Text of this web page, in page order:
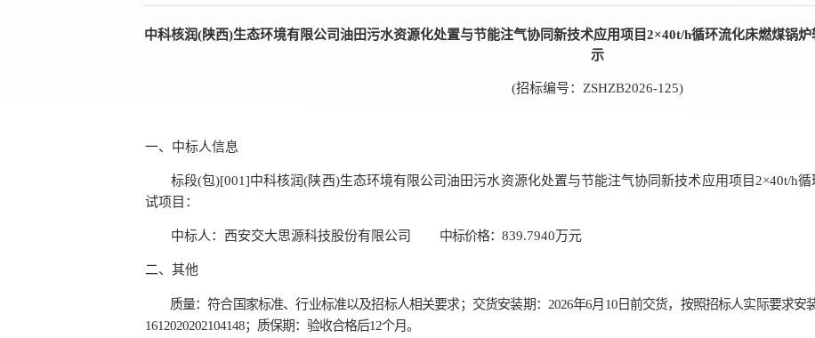
中科核润(陕西)生态环境有限公司油田污水资源化处置与节能注气协同新技术应用项目2×40t/h循环流化床燃煤锅
示
(招标编号：ZSHZB2026-125)
一、 中标人信息
标段(包)[001]中科核润(陕西)生态环境有限公司油田污水资源化处置与节能注气协同新技术应用项目2×40t/h
试项目 ：
中标人： 西安交大思源科技股份有限公司 中标价格： 839.7940万元
二、其他
质量：符合国家标准、行业标准以及招标人相关要求； 交货安装期： 2026年6月10日前交货，按照招标人实际要求安
1612020202104148；质保期：验收合格后12个月。